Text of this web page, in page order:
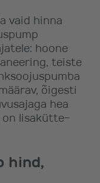
vaid hinna
hoone
teiste
õigesti
hea
on lisakütte-
hind,